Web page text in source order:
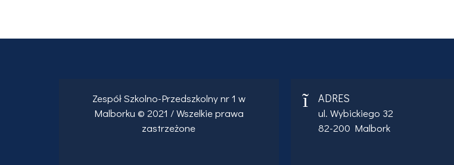
Zespół Szkolno-Przedszkolny nr 1 w
Malborku © 2021 / Wszelkie prawa
zastrzeżone
ADRES
ul. Wybickiego 32
82-200 Malbork